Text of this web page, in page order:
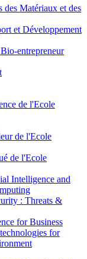
Matériaux et des
et Développement
entrepreneur
de l'Ecole
de l'Ecole
de l'Ecole
Intelligence and
: Threats &
for Business
for